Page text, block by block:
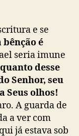
e se
bênção é
seria imune
desse
Senhor, seu
Seus olhos!
A guarda de
a ver com
já estava sob